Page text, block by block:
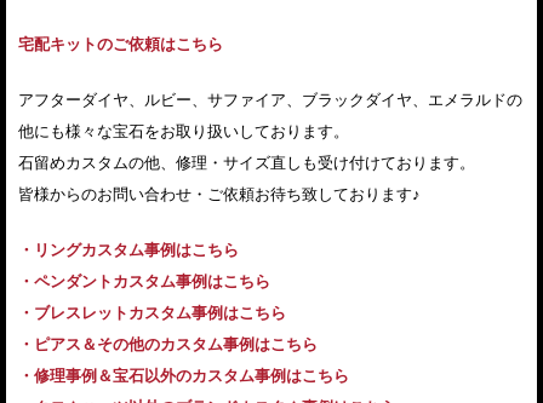
宅配キットのご依頼はこちら
アフターダイヤ、ルビー、サファイア、ブラックダイヤ、エメラルドの
他にも様々な宝石をお取り扱いしております。
石留めカスタムの他、修理・サイズ直しも受け付けております。
皆様からのお問い合わせ・ご依頼お待ち致しております♪
・リングカスタム事例はこちら
・ペンダントカスタム事例はこちら
・ブレスレットカスタム事例はこちら
・ピアス＆その他のカスタム事例はこちら
・修理事例＆宝石以外のカスタム事例はこちら